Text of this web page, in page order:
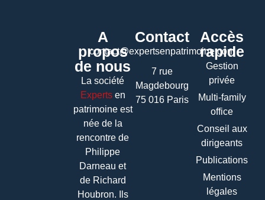
A
propos
de nous
La société
Expertsen
patrimoine est
née de la
rencontre de
Philippe
Darneau et
de Richard
Houbron. Ils
Contact
contact@expertsenpatrimoine.com
7 rue
Magdebourg
75 016 Paris
Accès
rapide
Gestion
privée
Multi-family
office
Conseil aux
dirigeants
Publications
Mentions
légales